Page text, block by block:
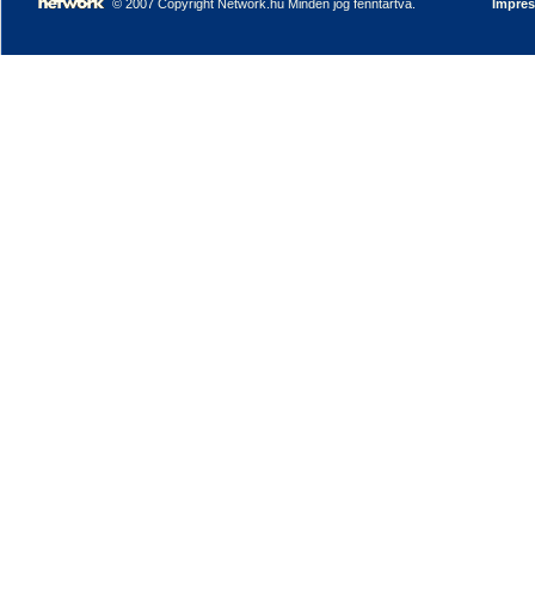
© 2007 Copyright Network.hu Minden jog fenntartva.